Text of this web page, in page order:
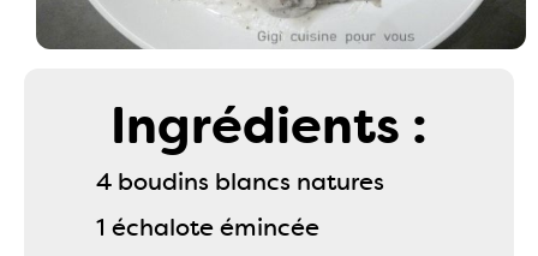
Ingrédients :
4 boudins blancs natures
1 échalote émincée